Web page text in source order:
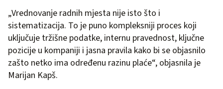
„Vrednovanje radnih mjesta nije isto što i
sistematizacija. To je puno kompleksniji proces koji
uključuje tržišne podatke, internu pravednost, ključne
pozicije u kompaniji i jasna pravila kako bi se objasnilo
zašto netko ima određenu razinu plaće“, objasnila je
Marijan Kapš.